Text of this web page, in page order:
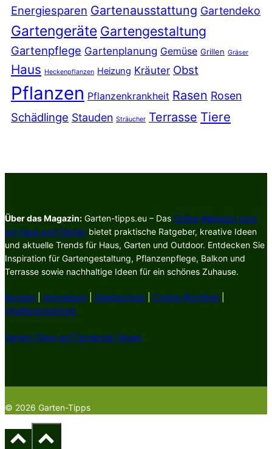
Energiesparen Gartenausstattung Gartendeko
Gartengeräte Gartengestaltung
Gartenpflege Gartenplanung Gemüse Grillen Gräser
Haus Heckenpflanzen Heizung Kräuter Obst
Pflanzen Pflanzenkrankheit Rasen Rosen
Schädlinge Stauden Sträucher Terrasse Tiere
Über das Magazin: Garten-tipps.eu – Das Online-Magazin rund
um Haus und Garten bietet praktische Ratgeber, kreative Ideen
und aktuelle Trends für Haus, Garten und Outdoor. Entdecken Sie
Inspiration für Gartengestaltung, Pflanzenpflege, Balkon und
Terrasse sowie nachhaltige Ideen für ein schönes Zuhause.
Kontakt Impressum Datenschutz Cookie-Richtlinie
Inhaltsverzeichnis
Garten-Tipps auf Facebook folgen
© 2026 Garten-Tipps